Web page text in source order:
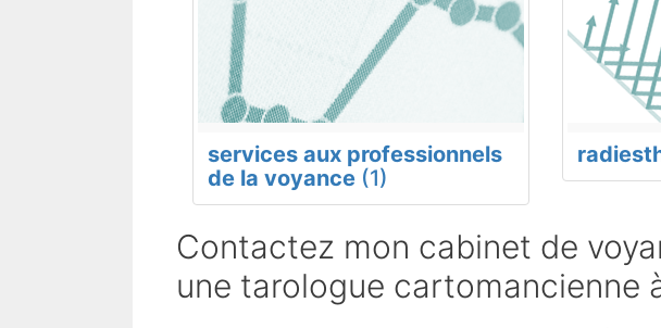
services aux professionnels
de la voyance (1)
Contactez mon cabinet de
une tarologue cartomancienne